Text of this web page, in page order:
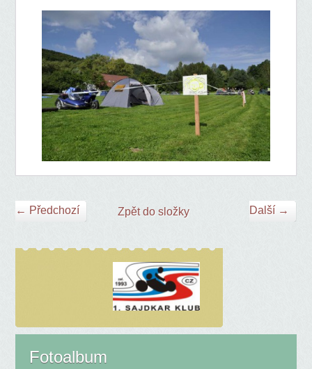
← Předchozí Další →
Zpět do složky
Fotoalbum